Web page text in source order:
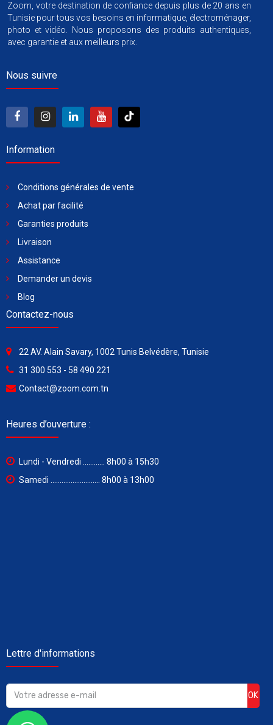
Zoom, votre destination de confiance depuis plus de 20 ans en
Tunisie pour tous vos besoins en informatique, électroménager,
photo et vidéo. Nous proposons des produits authentiques,
avec garantie et aux meilleurs prix.
Nous suivre
Information
Conditions générales de vente
Achat par facilité
Garanties produits
Livraison
Assistance
Demander un devis
Blog
Contactez-nous
22 AV. Alain Savary, 1002 Tunis Belvédère, Tunisie
31 300 553 - 58 490 221
Contact@zoom.com.tn
Heures d’ouverture :
Lundi - Vendredi ............ 8h00 à 15h30
Samedi ........................... 8h00 à 13h00
Lettre d'informations
OK